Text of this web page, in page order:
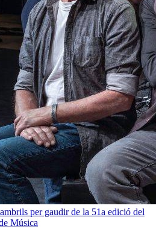
per gaudir de la 51a edició del
Música